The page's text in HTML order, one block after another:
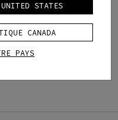
STATES
CANADA
PAYS